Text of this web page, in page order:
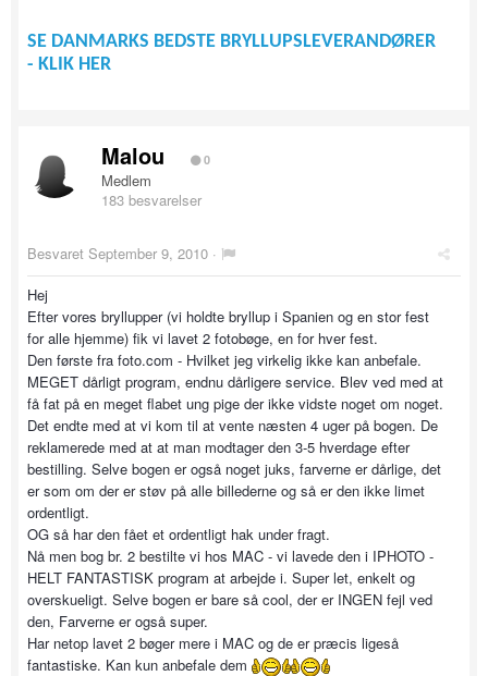
SE DANMARKS BEDSTE BRYLLUPSLEVERANDØRER
- KLIK HER
Malou 0
Medlem
183 besvarelser
Besvaret September 9, 2010 ·
Hej
Efter vores bryllupper (vi holdte bryllup i Spanien og en stor fest
for alle hjemme) fik vi lavet 2 fotobøge, en for hver fest.
Den første fra foto.com - Hvilket jeg virkelig ikke kan anbefale.
MEGET dårligt program, endnu dårligere service. Blev ved med at
få fat på en meget flabet ung pige der ikke vidste noget om noget.
Det endte med at vi kom til at vente næsten 4 uger på bogen. De
reklamerede med at at man modtager den 3-5 hverdage efter
bestilling. Selve bogen er også noget juks, farverne er dårlige, det
er som om der er støv på alle billederne og så er den ikke limet
ordentligt.
OG så har den fået et ordentligt hak under fragt.
Nå men bog br. 2 bestilte vi hos MAC - vi lavede den i IPHOTO -
HELT FANTASTISK program at arbejde i. Super let, enkelt og
overskueligt. Selve bogen er bare så cool, der er INGEN fejl ved
den, Farverne er også super.
Har netop lavet 2 bøger mere i MAC og de er præcis ligeså
fantastiske. Kan kun anbefale dem